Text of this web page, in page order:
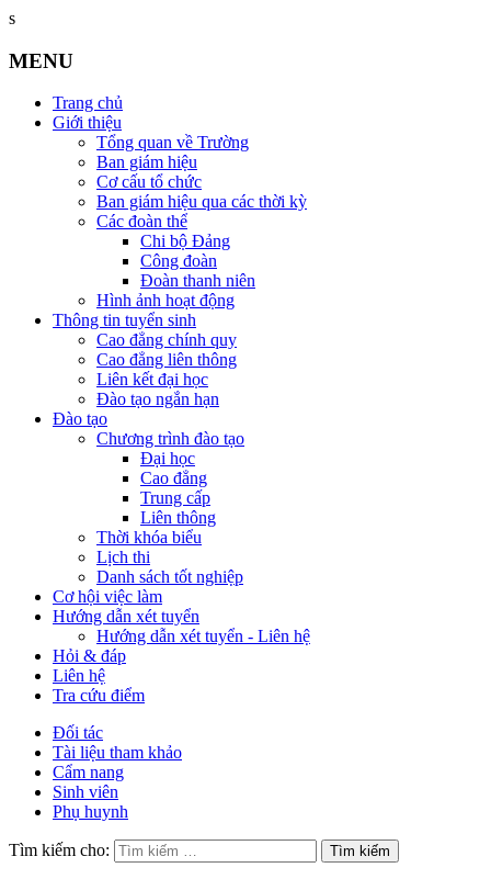
s
MENU
Trang chủ
Giới thiệu
Tổng quan về Trường
Ban giám hiệu
Cơ cấu tổ chức
Ban giám hiệu qua các thời kỳ
Các đoàn thể
Chi bộ Đảng
Công đoàn
Đoàn thanh niên
Hình ảnh hoạt động
Thông tin tuyển sinh
Cao đẳng chính quy
Cao đẳng liên thông
Liên kết đại học
Đào tạo ngắn hạn
Đào tạo
Chương trình đào tạo
Đại học
Cao đẳng
Trung cấp
Liên thông
Thời khóa biểu
Lịch thi
Danh sách tốt nghiệp
Cơ hội việc làm
Hướng dẫn xét tuyển
Hướng dẫn xét tuyển - Liên hệ
Hỏi & đáp
Liên hệ
Tra cứu điểm
Đối tác
Tài liệu tham khảo
Cẩm nang
Sinh viên
Phụ huynh
Tìm kiếm cho: